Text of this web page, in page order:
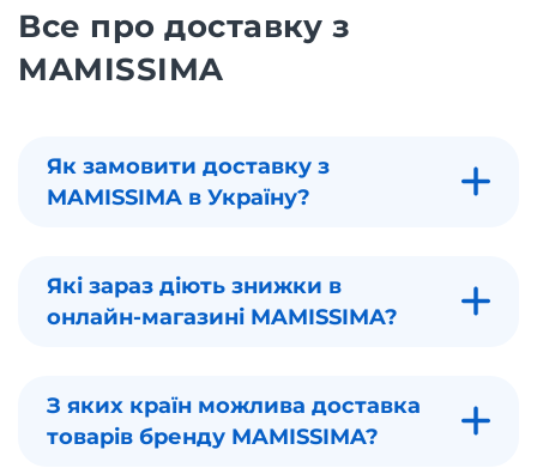
Все про доставку з
MAMISSIMA
Як замовити доставку з
MAMISSIMA в Україну?
Які зараз діють знижки в
онлайн-магазині MAMISSIMA?
З яких країн можлива доставка
товарів бренду MAMISSIMA?